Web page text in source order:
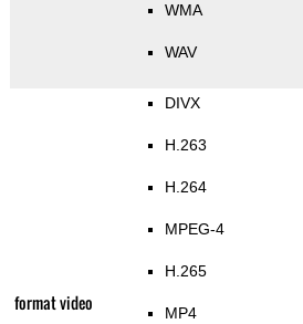
WMA
WAV
format video
DIVX
H.263
H.264
MPEG-4
H.265
MP4